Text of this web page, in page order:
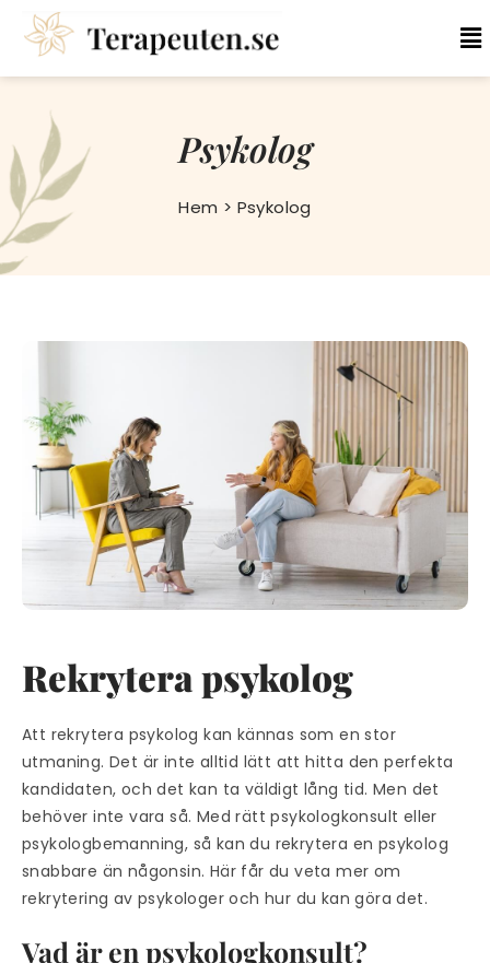
Psykolog
Hem > Psykolog
Rekrytera psykolog
Att rekrytera psykolog kan kännas som en stor
utmaning. Det är inte alltid lätt att hitta den perfekta
kandidaten, och det kan ta väldigt lång tid. Men det
behöver inte vara så. Med rätt psykologkonsult eller
psykologbemanning, så kan du rekrytera en psykolog
snabbare än någonsin. Här får du veta mer om
rekrytering av psykologer och hur du kan göra det.
Vad är en psykologkonsult?